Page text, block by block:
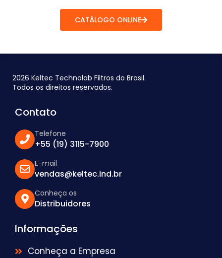
CATÁLOGO ONLINE
2026 Keltec Technolab Filtros do Brasil.
Todos os direitos reservados.
Contato
Telefone
+55 (19) 3115-7900
E-mail
vendas@keltec.ind.br
Conheça os
Distribuidores
Informações
Conheça a Empresa